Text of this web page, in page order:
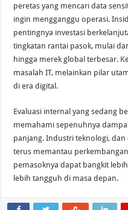
peretas yang mencari data
ingin mengganggu operasi.
pentingnya investasi
tingkatan rantai pasok, mulai
hingga merek global terbesar.
masalah IT, melainkan pilar
di era digital.
Evaluasi internal yang sedang
memahami sepenuhnya
panjang. Industri teknologi,
terus memantau
pemasoknya dapat bangkit
lebih tangguh di masa depan.